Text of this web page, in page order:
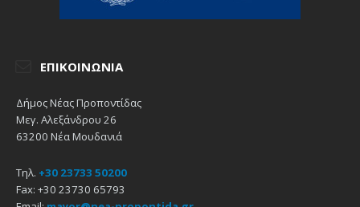
ΕΠΙΚΟΙΝΩΝΊΑ
Δήμος Νέας Προποντίδας
Μεγ. Αλεξάνδρου 26
63200 Νέα Μουδανιά
Τηλ. +30 23733 50200
Fax: +30 23730 65793